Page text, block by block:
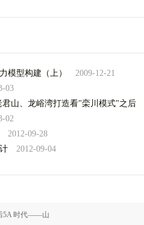
模型构建（上）
2009-12-21
03
山、龙峪湾打造看"栾川模式"之后
02
2012-09-28
2012-09-04
5A 时代——山